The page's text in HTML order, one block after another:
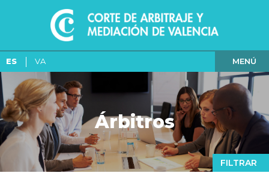
ES VA MENÚ
Árbitros
FILTRAR